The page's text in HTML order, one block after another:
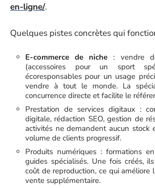
en-ligne/.
Quelques pistes concrètes qui
E-commerce de niche : vendre
(accessoires pour un sport
écoresponsables pour un usage
vendre à tout le monde. La
concurrence directe et facilite le
Prestation de services digitaux :
digitale, rédaction SEO, gestion de
activités ne demandent aucun stock
volume de clients progressif.
Produits numériques : formations
guides spécialisés. Une fois créés,
coût de reproduction, ce qui améliore
vente supplémentaire.